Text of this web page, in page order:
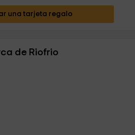
una tarjeta regalo
de Riofrio